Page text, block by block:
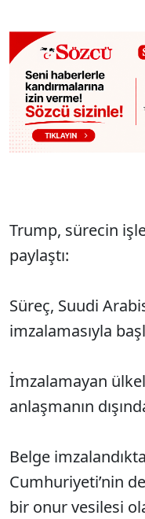
Trump, sürecin
paylaştı:
Süreç, Suudi
imzalamasıyla
İmzalamayan
anlaşmanın
Belge
Cumhuriyeti’nin
bir onur vesilesi